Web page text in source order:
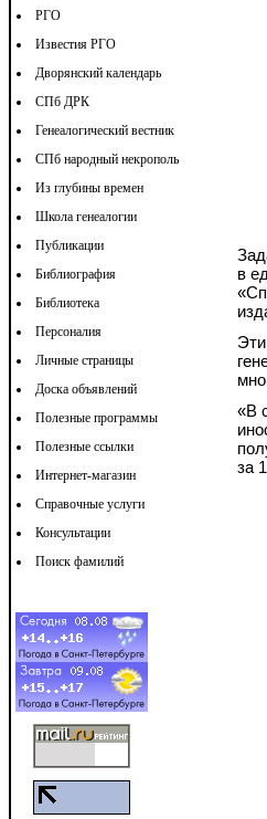
РГО
Известия РГО
Дворянский календарь
СПб ДРК
Генеалогический вестник
СПб народный некрополь
Из глубины времен
Школа генеалогии
Публикации
Библиография
Библиотека
Персоналия
Личные страницы
Доска объявлений
Полезные программы
Полезные ссылки
Интернет-магазин
Справочные услуги
Консультации
Поиск фамилий
в
«В
за